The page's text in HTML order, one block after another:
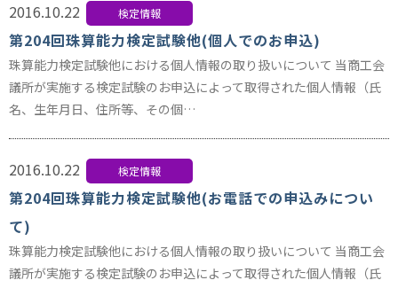
2016.10.22 検定情報
第204回珠算能力検定試験他(個人でのお申込)
珠算能力検定試験他における個人情報の取り扱いについて 当商工会
議所が実施する検定試験のお申込によって取得された個人情報（氏
名、生年月日、住所等、その個…
2016.10.22 検定情報
第204回珠算能力検定試験他(お電話での申込みについ
て)
珠算能力検定試験他における個人情報の取り扱いについて 当商工会
議所が実施する検定試験のお申込によって取得された個人情報（氏